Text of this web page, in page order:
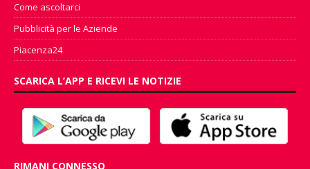
Come ascoltarci
Pubblicità per le Aziende
Piacenza24
SCARICA L’APP E RICEVI LE NOTIZIE
RIMANI CONNESSO